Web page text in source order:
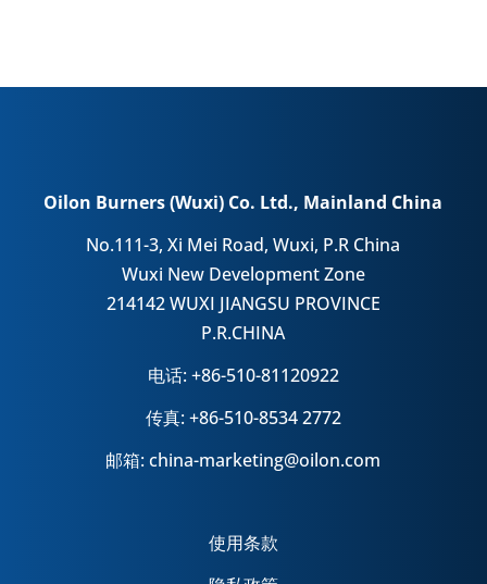
Oilon Burners (Wuxi) Co. Ltd., Mainland China
No.111-3, Xi Mei Road, Wuxi, P.R China
Wuxi New Development Zone
214142 WUXI JIANGSU PROVINCE
P.R.CHINA
电话: +86-510-81120922
传真: +86-510-8534 2772
邮箱: china-marketing@oilon.com
使用条款